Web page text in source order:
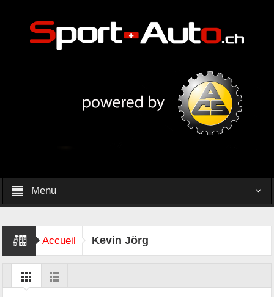
Menu
Accueil Kevin Jörg